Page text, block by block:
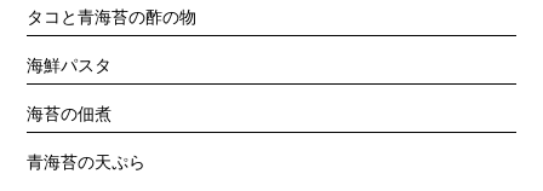
タコと青海苔の酢の物
海鮮パスタ
海苔の佃煮
青海苔の天ぷら